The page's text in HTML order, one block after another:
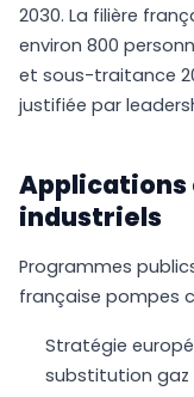
2030. La filière
environ 800
et sous-traitance
justifiée par
Applications
industriels
Programmes
française pompes
Stratégie
substitution gaz